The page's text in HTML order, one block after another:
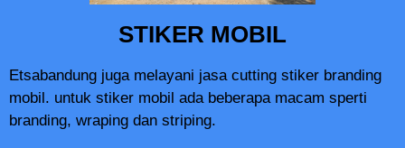
STIKER MOBIL
Etsabandung juga melayani jasa cutting stiker branding
mobil. untuk stiker mobil ada beberapa macam sperti
branding, wraping dan striping.